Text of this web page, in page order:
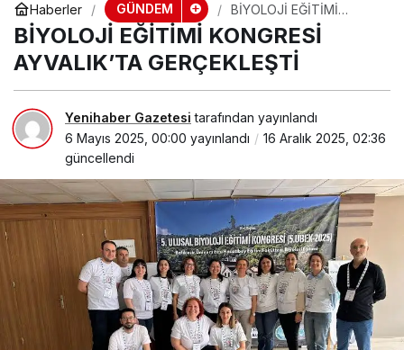
Haberler GÜNDEM
BİYOLOJİ EĞİTİMİ
KONGRESİ AYVALIK’TA
GERÇEKLEŞTİ
BİYOLOJİ EĞİTİMİ KONGRESİ
AYVALIK’TA GERÇEKLEŞTİ
Yenihaber Gazetesi tarafından yayınlandı
6 Mayıs 2025, 00:00 yayınlandı
16 Aralık 2025, 02:36
güncellendi